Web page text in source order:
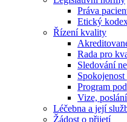
Práva
Etický
Řízení kvality
Rada pro
Sledování
Spokojenost
Program
Vize,
Léčebna a její
Žádost o přijetí